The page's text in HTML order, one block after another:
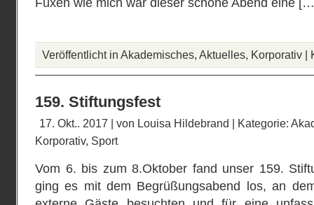
Fuxen wie mich war dieser schöne Abend eine
Veröffentlicht in Akademisches, Aktuelles, Korporativ |
159. Stiftungsfest
17. Okt.. 2017 | von Louisa Hildebrand | Kategorie:
Korporativ, Sport
Vom 6. bis zum 8.Oktober fand unser 159.
ging es mit dem Begrüßungsabend los, an